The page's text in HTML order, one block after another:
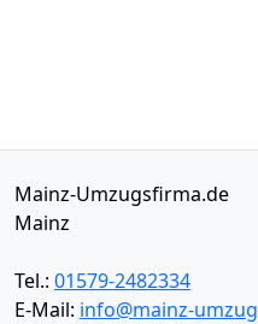
Mainz-Umzugsfirma.de
Mainz
Tel.: 01579-2482334
E-Mail: info@mainz-